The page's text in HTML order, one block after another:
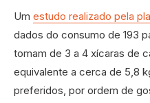
Um estudo realizado pela
dados do consumo de 193
tomam de 3 a 4 xícaras de
equivalente a cerca de 5,8
preferidos, por ordem de